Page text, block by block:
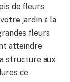
de fleurs
jardin à la
fleurs
atteindre
structure aux
de